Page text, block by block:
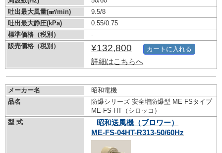
吐出最大風量(㎣/min)
9.5/8
吐出最大静圧(kPa)
0.55/0.75
標準価格（税別）
-
販売価格（税別）
¥132,800
詳細はこちらへ
カートに入れる
メーカー名
昭和電機
品名
防爆シリーズ 安全増防爆型 ME FSタイプ
ME-FS-HT（シロッコ）
型 式
昭和送風機（ブロワー）
ME-FS-04HT-R313-50/60Hz